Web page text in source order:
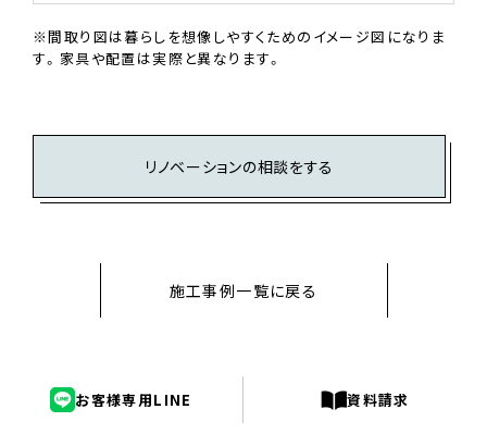
※間取り図は暮らしを想像しやすくためのイメージ図になりま
す。家具や配置は実際と異なります。
リノベーションの相談をする
施工事例一覧に戻る
お客様専用LINE 資料請求